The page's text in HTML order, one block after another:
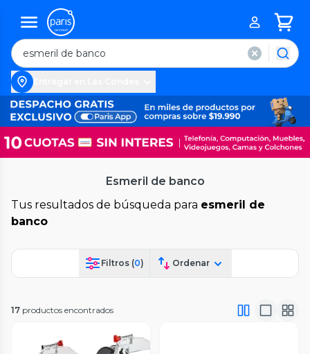
Esmeril de banco
Tus resultados de búsqueda para esmeril de
banco
Filtros (0) Ordenar
17 productos encontrados